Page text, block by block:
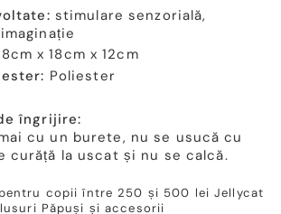
stimulare senzorială,
x 18cm x 12cm
Poliester
îngrijire:
cu un burete, nu se usucă cu
curăță la uscat și nu se calcă.
copii între 250 și 500 lei Jellycat
Păpuși și accesorii